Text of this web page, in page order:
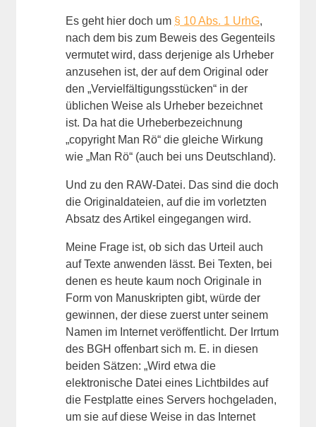
Es geht hier doch um § 10 Abs. 1 UrhG,
nach dem bis zum Beweis des Gegenteils
vermutet wird, dass derjenige als Urheber
anzusehen ist, der auf dem Original oder
den „Vervielfältigungsstücken“ in der
üblichen Weise als Urheber bezeichnet
ist. Da hat die Urheberbezeichnung
„copyright Man Rö“ die gleiche Wirkung
wie „Man Rö“ (auch bei uns Deutschland).
Und zu den RAW-Datei. Das sind die doch
die Originaldateien, auf die im vorletzten
Absatz des Artikel eingegangen wird.
Meine Frage ist, ob sich das Urteil auch
auf Texte anwenden lässt. Bei Texten, bei
denen es heute kaum noch Originale in
Form von Manuskripten gibt, würde der
gewinnen, der diese zuerst unter seinem
Namen im Internet veröffentlicht. Der Irrtum
des BGH offenbart sich m. E. in diesen
beiden Sätzen: „Wird etwa die
elektronische Datei eines Lichtbildes auf
die Festplatte eines Servers hochgeladen,
um sie auf diese Weise in das Internet